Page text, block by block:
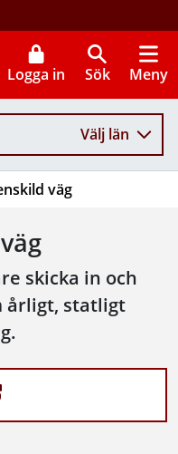
Logga in Sök Meny
Välj län
väg
skicka in och
årligt, statligt